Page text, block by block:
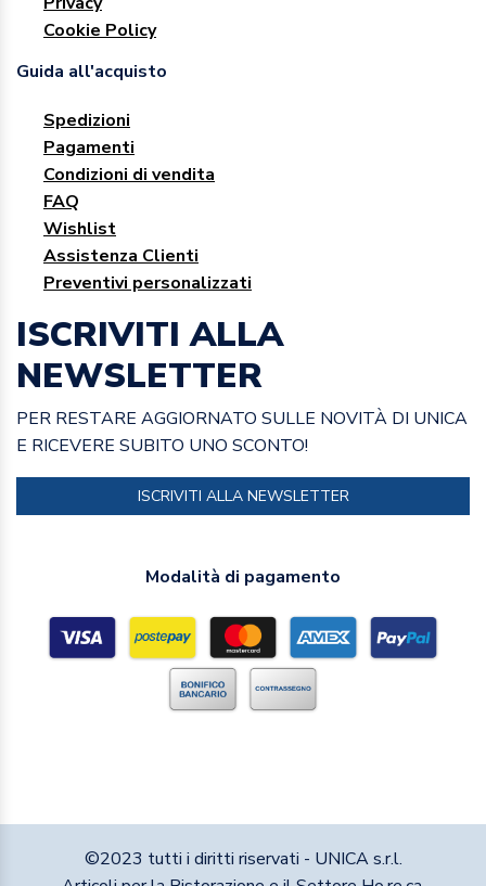
Cookie Policy
Guida all'acquisto
Spedizioni
Pagamenti
Condizioni di vendita
FAQ
Wishlist
Assistenza Clienti
Preventivi personalizzati
ISCRIVITI ALLA
NEWSLETTER
PER RESTARE AGGIORNATO SULLE NOVITÀ DI UNICA
E RICEVERE SUBITO UNO SCONTO!
ISCRIVITI ALLA NEWSLETTER
Modalità di pagamento
©2023 tutti i diritti riservati - UNICA s.r.l.